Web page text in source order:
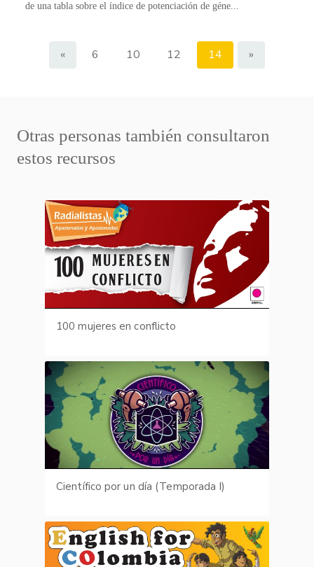
de una tabla sobre el índice de potenciación de géne...
« 6 10 12 14 »
Otras personas también consultaron
estos recursos
100 mujeres en conflicto
Científico por un día (Temporada I)